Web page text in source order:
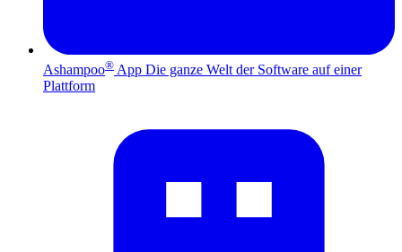
Ashampoo® App Die ganze Welt der Software auf einer
Plattform